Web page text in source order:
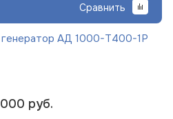
Сравнить
АД 1000-Т400-1Р
000 руб.